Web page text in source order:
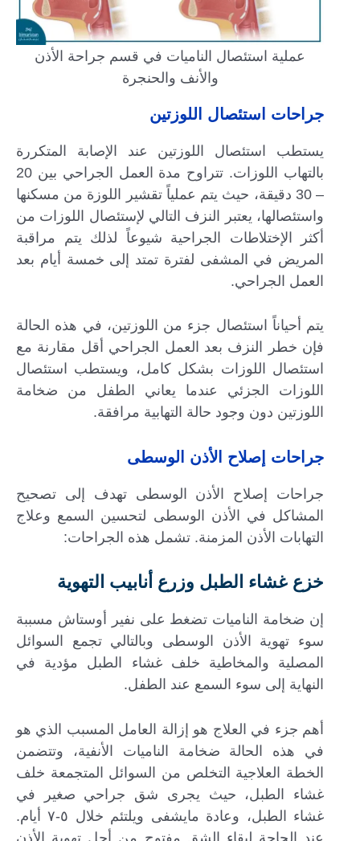
عملية استئصال الناميات في قسم جراحة الأذن
والأنف والحنجرة
جراحات استئصال اللوزتين
يستطب استئصال اللوزتين عند الإصابة المتكررة
بالتهاب اللوزات. تتراوح مدة العمل الجراحي بين 20
– 30 دقيقة، حيث يتم عملياً تقشير اللوزة من مسكنها
واستئصالها، يعتبر النزف التالي لإستئصال اللوزات من
أكثر الإختلاطات الجراحية شيوعاً لذلك يتم مراقبة
المريض في المشفى لفترة تمتد إلى خمسة أيام بعد
العمل الجراحي.
يتم أحياناً استئصال جزء من اللوزتين، في هذه الحالة
فإن خطر النزف بعد العمل الجراحي أقل مقارنة مع
استئصال اللوزات بشكل كامل، ويستطب استئصال
اللوزات الجزئي عندما يعاني الطفل من ضخامة
اللوزتين دون وجود حالة التهابية مرافقة.
جراحات إصلاح الأذن الوسطى
جراحات إصلاح الأذن الوسطى تهدف إلى تصحيح
المشاكل في الأذن الوسطى لتحسين السمع وعلاج
التهابات الأذن المزمنة. تشمل هذه الجراحات:
خزع غشاء الطبل وزرع أنابيب التهوية
إن ضخامة الناميات تضغط على نفير أوستاش مسببة
سوء تهوية الأذن الوسطى وبالتالي تجمع السوائل
المصلية والمخاطية خلف غشاء الطبل مؤدية في
النهاية إلى سوء السمع عند الطفل.
أهم جزء في العلاج هو إزالة العامل المسبب الذي هو
في هذه الحالة ضخامة الناميات الأنفية، وتتضمن
الخطة العلاجية التخلص من السوائل المتجمعة خلف
غشاء الطبل، حيث يجرى شق جراحي صغير في
غشاء الطبل، وعادة مايشفى ويلتئم خلال ٥-٧ أيام.
عند الحاجة لبقاء الشق مفتوح من أجل تهوية الأذن